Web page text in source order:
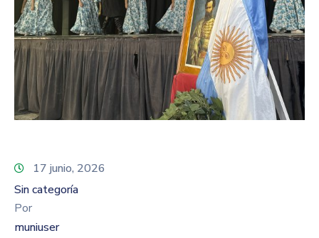
17 junio, 2026
Sin categoría
Por
muniuser